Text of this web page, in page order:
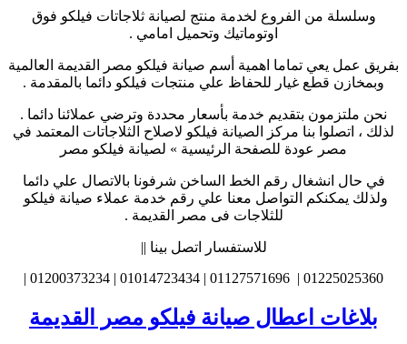
وسلسلة من الفروع لخدمة منتج لصيانة ثلاجاتات فيلكو فوق
اوتوماتيك وتحميل امامي .
بفريق عمل يعي تماما اهمية أسم صيانة فيلكو مصر القديمة العالمية
وبمخازن قطع غيار للحفاظ علي منتجات فيلكو دائما بالمقدمة .
نحن ملتزمون بتقديم خدمة بأسعار محددة وترضي عملائنا دائما .
لذلك ، اتصلوا بنا مركز الصيانة فيلكو لاصلاح الثلاجاتات المعتمد في
مصر عودة للصفحة الرئيسية » لصيانة فيلكو مصر
في حال انشغال رقم الخط الساخن شرفونا بالاتصال علي دائما
ولذلك يمكنكم التواصل معنا علي رقم خدمة عملاء صيانة فيلكو
للثلاجات فى مصر القديمة .
للاستفسار اتصل بينا ||
01225025360 | 01127571696 | 01014723434 | 01200373234 |
بلاغات اعطال صيانة فيلكو مصر القديمة